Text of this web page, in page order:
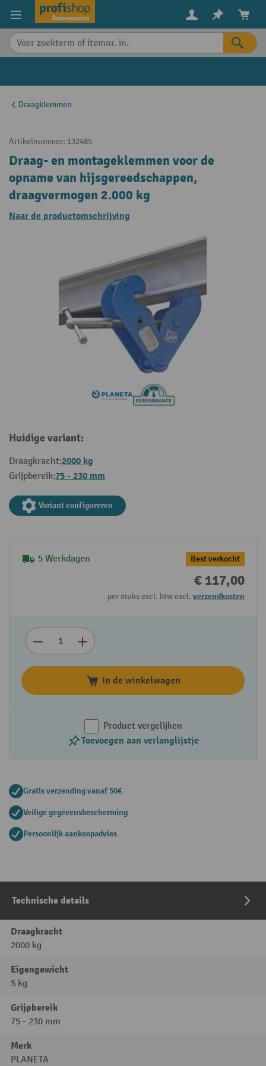
content
Draagklemmen
Artikelnummer: 132485
Draag- en montageklemmen voor de
opname van hijsgereedschappen,
draagvermogen 2.000 kg
Naar de productomschrijving
Huidige variant:
Draagkracht:2000 kg
Grijpbereik:75 - 230 mm
Variant configureren
5 Werkdagen Best verkocht
€ 117,00
per stuks excl. btw excl. verzendkosten
In de winkelwagen
Product vergelijken
Toevoegen aan verlanglijstje
Gratis verzending vanaf 50€
Veilige gegevensbescherming
Persoonlijk aankoopadvies
Technische details
Draagkracht
2000 kg
Eigengewicht
5 kg
Grijpbereik
75 - 230 mm
Merk
PLANETA